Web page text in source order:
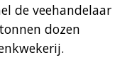
de veehandelaar
dozen